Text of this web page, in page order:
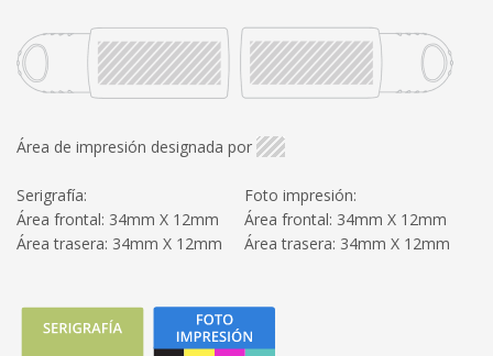
Área de impresión designada por
Serigrafía:
Área frontal: 34mm X 12mm
Área trasera: 34mm X 12mm
Foto impresión:
Área frontal: 34mm X 12mm
Área trasera: 34mm X 12mm